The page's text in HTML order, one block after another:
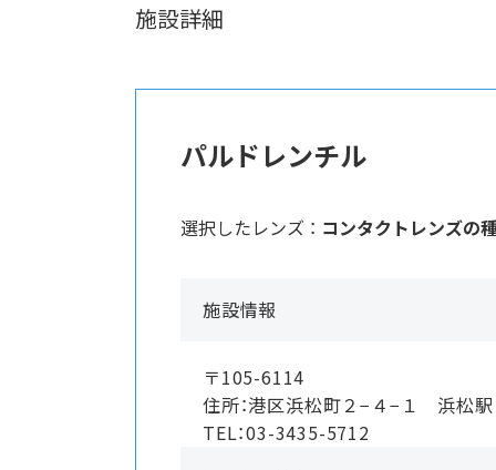
施設詳細
パルドレンチル
選択したレンズ ： コンタクトレンズの
施設情報
〒105-6114
住所：港区浜松町２−４−１ 浜松駅
TEL：03-3435-5712